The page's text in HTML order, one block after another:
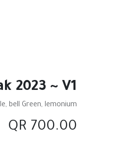
2023 ~ V1
bell Green, lemonium.
700.00